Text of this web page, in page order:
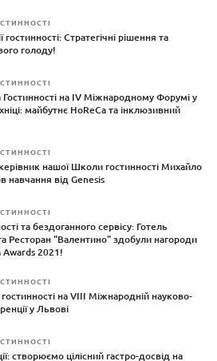
гостинності: Стратегічні рішення та
голоду!
на IV Міжнародному Форумі у
майбутнє HoReCa та інклюзивний
керівник нашої Школи гостинності Михайло
від Genesis
та бездоганного сервісу: Готель
Ресторан "Валентино" здобули нагороди
Awards 2021!
на VIII Міжнародній науково-
у Львові
створюємо цілісний гастро-досвід на